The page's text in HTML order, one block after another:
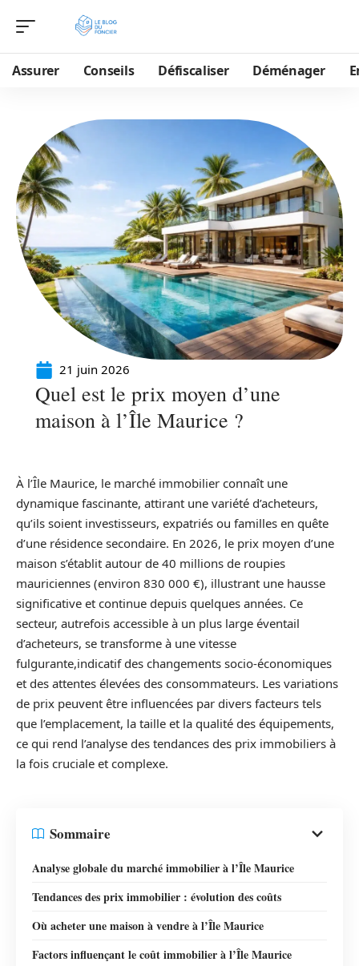
Assurer Conseils Défiscaliser Déménager
21 juin 2026
Quel est le prix moyen d’une
maison à l’Île Maurice ?
À l’Île Maurice, le marché immobilier connaît une
dynamique fascinante, attirant une variété d’acheteurs,
qu’ils soient investisseurs, expatriés ou familles en quête
d’une résidence secondaire. En 2026, le prix moyen d’une
maison s’établit autour de 40 millions de roupies
mauriciennes (environ 830 000 €), illustrant une hausse
significative et continue depuis quelques années. Ce
secteur, autrefois accessible à un plus large éventail
d’acheteurs, se transforme à une vitesse
fulgurante,indicatif des changements socio-économiques
et des attentes élevées des consommateurs. Les variations
de prix peuvent être influencées par divers facteurs tels
que l’emplacement, la taille et la qualité des équipements,
ce qui rend l’analyse des tendances des prix immobiliers à
la fois cruciale et complexe.
Sommaire
Analyse globale du marché immobilier à l’Île Maurice
Tendances des prix immobilier : évolution des coûts
Où acheter une maison à vendre à l’Île Maurice
Factors influençant le coût immobilier à l’Île Maurice